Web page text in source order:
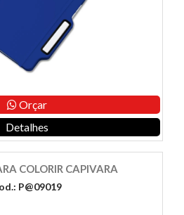
Orçar
Detalhes
COLORIR CAPIVARA
P@09019